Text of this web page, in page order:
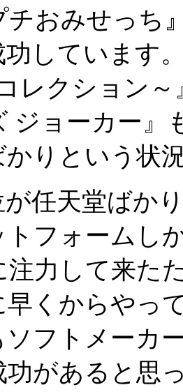
チおみせっち
しています
レクション
ジョーカー』
かりという状
任天堂ばか
トフォームし
注力して来た
早くからやっ
ソフトメーカ
功があると思